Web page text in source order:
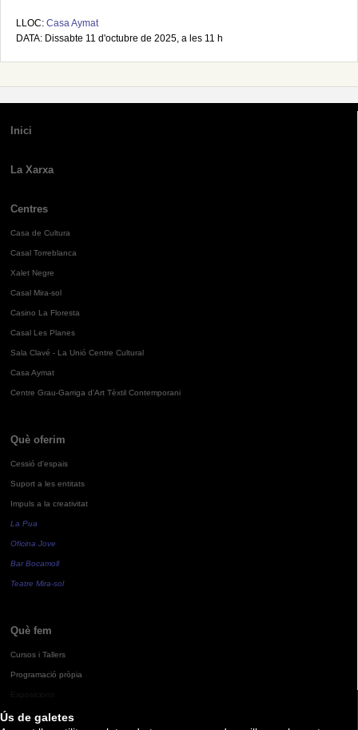
Ús de galetes
LLOC: Casa Aymat
DATA: Dissabte 11 d'octubre de 2025, a les 11 h
Inici
La Xarxa
Centres
Casa de Cultura
Casal Torreblanca
Xalet Negre
Casal Mira-sol
Casino La Floresta
Casal Les Planes
Sala Clavé - La Unió Centre Cultural
Casa Aymat
Centre Grau-Garriga d'Art Tèxtil Contemporani
Què oferim
Cessió d'espais
Suport a les entitats
Impuls a la creativitat
La Pua
Oficina Jove
Bar Bocamoll
Teatre Mira-sol
Què fem
Cursos i Tallers
Programació pròpia